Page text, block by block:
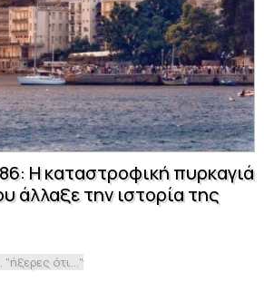
Η καταστροφική πυρκαγιά
άλλαξε την ιστορία της
ότι..."